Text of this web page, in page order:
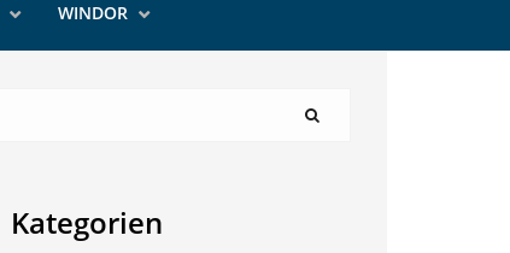
WINDOR
Kategorien